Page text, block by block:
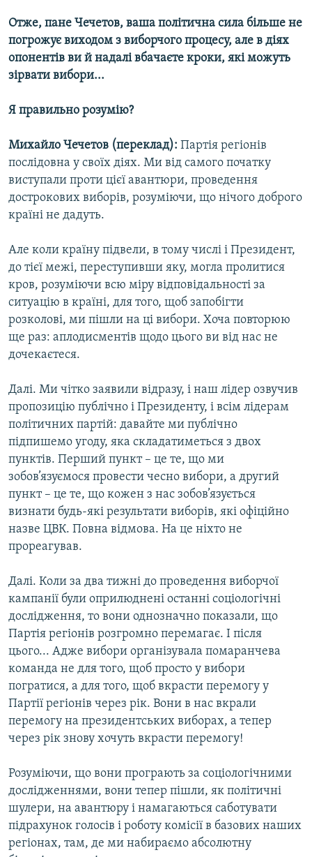
Отже, пане Чечетов, ваша політична сила більше не
погрожує виходом з виборчого процесу, але в діях
опонентів ви й надалі вбачаєте кроки, які можуть
зірвати вибори...
Я правильно розумію?
Михайло Чечетов (переклад): Партія регіонів
послідовна у своїх діях. Ми від самого початку
виступали проти цієї авантюри, проведення
дострокових виборів, розуміючи, що нічого доброго
країні не дадуть.
Але коли країну підвели, в тому числі і Президент,
до тієї межі, переступивши яку, могла пролитися
кров, розуміючи всю міру відповідальності за
ситуацію в країні, для того, щоб запобігти
розколові, ми пішли на ці вибори. Хоча повторюю
ще раз: аплодисментів щодо цього ви від нас не
дочекаєтеся.
Далі. Ми чітко заявили відразу, і наш лідер озвучив
пропозицію публічно і Президенту, і всім лідерам
політичних партій: давайте ми публічно
підпишемо угоду, яка складатиметься з двох
пунктів. Перший пункт – це те, що ми
зобов’язуємося провести чесно вибори, а другий
пункт – це те, що кожен з нас зобов’язується
визнати будь-які результати виборів, які офіційно
назве ЦВК. Повна відмова. На це ніхто не
прореагував.
Далі. Коли за два тижні до проведення виборчої
кампанії були оприлюднені останні соціологічні
дослідження, то вони однозначно показали, що
Партія регіонів розгромно перемагає. І після
цього... Адже вибори організувала помаранчева
команда не для того, щоб просто у вибори
погратися, а для того, щоб вкрасти перемогу у
Партії регіонів через рік. Вони в нас вкрали
перемогу на президентських виборах, а тепер
через рік знову хочуть вкрасти перемогу!
Розуміючи, що вони програють за соціологічними
дослідженнями, вони тепер пішли, як політичні
шулери, на авантюру і намагаються саботувати
підрахунок голосів і роботу комісії в базових наших
регіонах, там, де ми набираємо абсолютну